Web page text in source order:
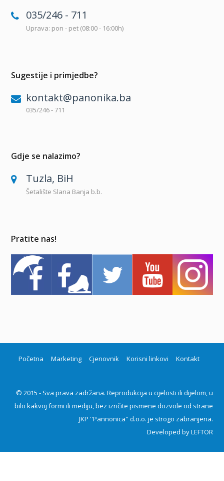
035/246 - 711
Uprava: pon - pet (08:00 - 16:00h)
Sugestije i primjedbe?
kontakt@panonika.ba
035/246 - 711
Gdje se nalazimo?
Tuzla, BiH
Šetalište Slana Banja b.b.
Pratite nas!
Početna Marketing Cjenovnik Korisni linkovi Kontakt
© 2015 - Sva prava zadržana. Reprodukcija u cijelosti ili dijelom, u
bilo kakvoj formi ili mediju, bez izričite pismene dozvole od strane
JKP ''Pannonica'' d.o.o. je strogo zabranjena.
Developed byLEFTOR